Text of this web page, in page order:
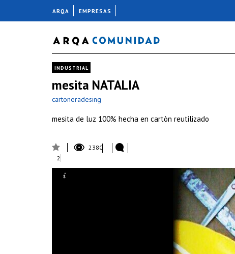
INDUSTRIAL
mesita NATALIA
cartoneradesing
mesita de luz 100% hecha en cartòn reutilizado
2380
2
ARQA EMPRESAS